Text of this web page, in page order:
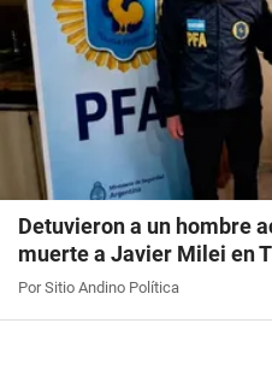
Detuvieron a un hombre
muerte a Javier Milei en
Por Sitio Andino Política